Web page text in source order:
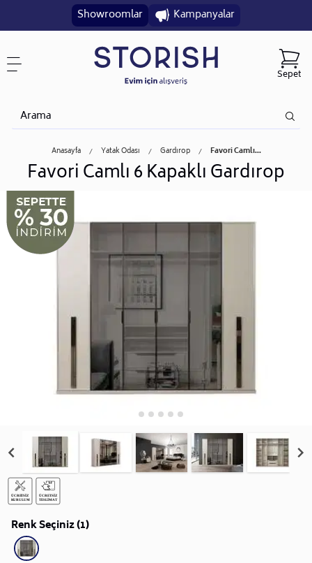
Showroomlar Kampanyalar
Sepet
Anasayfa Yatak Odası Gardırop Favori Camlı...
Favori Camlı 6 Kapaklı Gardırop
Renk Seçiniz (1)